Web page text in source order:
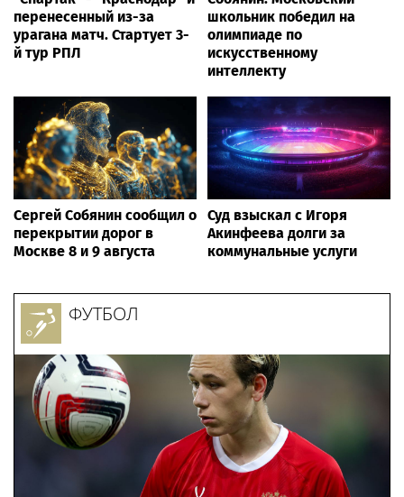
перенесенный из-за
урагана матч. Стартует 3-
й тур РПЛ
школьник победил на
олимпиаде по
искусственному
интеллекту
Сергей Собянин сообщил о
перекрытии дорог в
Москве 8 и 9 августа
Суд взыскал с Игоря
Акинфеева долги за
коммунальные услуги
ФУТБОЛ